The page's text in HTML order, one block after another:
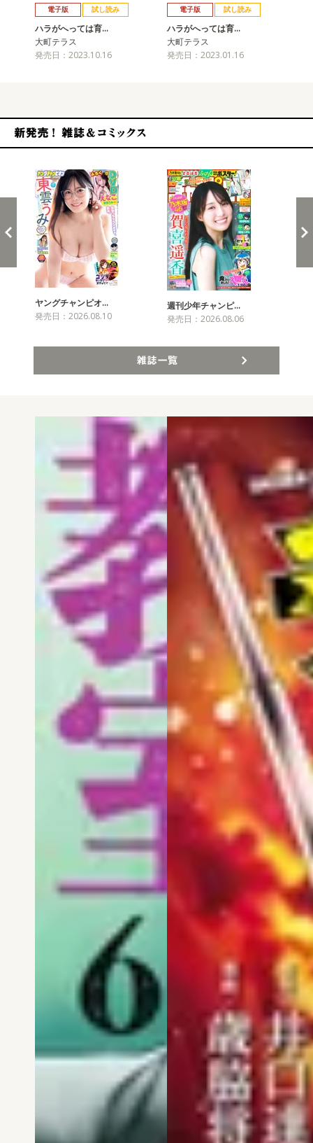
電子版 試し読み
ハラがへっては育…
大町テラス
発売日：2023.10.16
電子版 試し読み
ハラがへっては育…
大町テラス
発売日：2023.01.16
ヤングチャンピオ…
発売日：2026.08.10
週刊少年チャンピ…
発売日：2026.08.06